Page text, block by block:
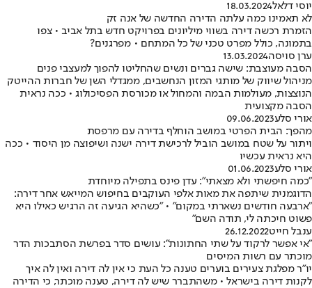
יוסי דלאל18.03.2024
לא תאמינו כמה עלתה הדירה החדשה של אנה זק
הזמרת רכשה דירה בשווי מיליונים בפרויקט חדש בתל אביב • צפו
בתמונה, כולל מפרט טכני של כל המתחם • מפרגנים?
ערן סויסה13.03.2024
הסבה מעוצבת: שישה גברים ונשים שהחליטו להפוך למעצבי פנים
מניהול שיווק של מותגי המזון הנחשבים, ממגדלי השן של חברות ההייטק
הנוצצות, מעולמות הבמה והמחול או מכורסת הפסיכולוג • ככה נראית
הסבה מקצועית
אורי סלע09.06.2023
מהפך: הבית הפרטי במושב הוחלף בדירה עם מרפסת
ויתור על שטח במושב הוביל לרכישת דירה ישנה ושיפוצה מן היסוד • ככה
היא נראית עכשיו
אורי סלע01.06.2023
"כמה חיפשתי ולא מצאתי": עדן פינס בתפילה מיוחדת
הדוגמנית שיתפה את מאות אלפי העוקבים בחיפוש המייאש אחר דירה:
"ארבעה חודשים נשארתי במקום" • "כשהיא הגיעה זה הרגיש כאילו היא
פשוט חיכתה לי, תודה השם"
ענבל חייט26.12.2022
"אי אפשר לרקוד על שתי החתונות": עושים סדר בפרשת הסתבכות הדר
מוכתר עם רשות המיסים
יו"ר מפלגת צעירים בוערים טענה כל העת כי אין לה דירה ואין לה איך
לקנות דירה בישראל • משהתברר שיש לה דירה, טענה מוכתר, כי הדירה